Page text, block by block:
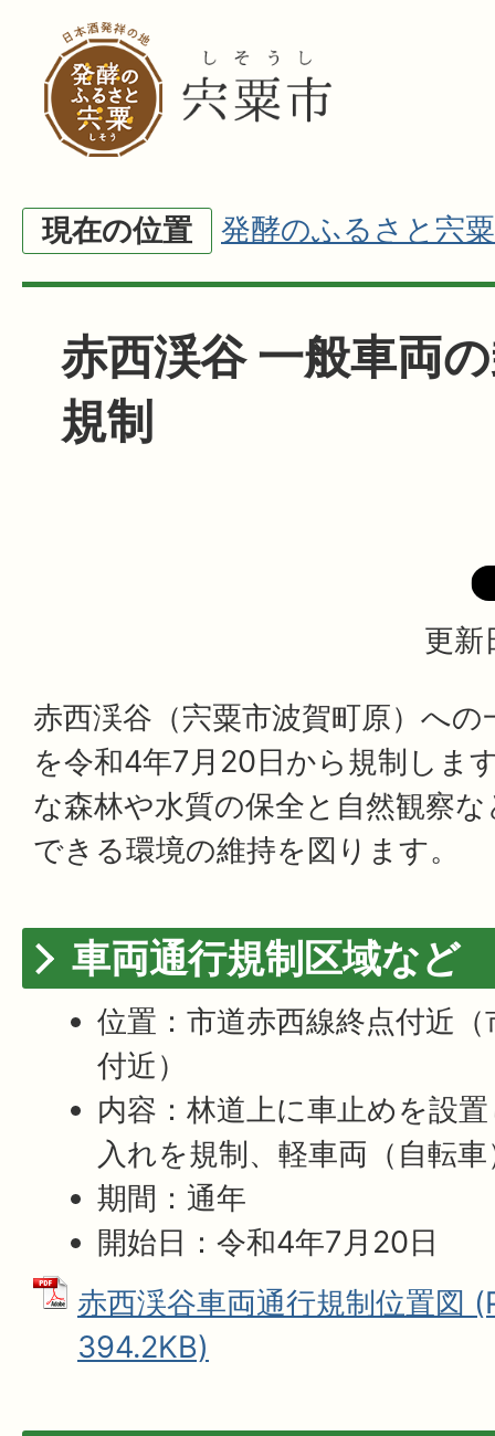
現在の位置 発酵のふるさと宍粟
赤西渓谷 一般車両
規制
更新
赤西渓谷（宍粟市波賀町原）へ
を令和4年7月20日から規制しま
な森林や水質の保全と自然観察
できる環境の維持を図ります。
車両通行規制区域など
位置：市道赤西線終点付近
付近）
内容：林道上に車止めを設
入れを規制、軽車両（自転
期間：通年
開始日：令和4年7月20日
赤西渓谷車両通行規制位置図
394.2KB)